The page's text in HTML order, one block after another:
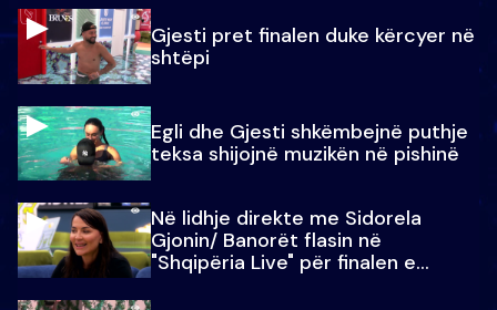
Gjesti pret finalen duke kërcyer në
shtëpi
Egli dhe Gjesti shkëmbejnë puthje
teksa shijojnë muzikën në pishinë
Në lidhje direkte me Sidorela
Gjonin/ Banorët flasin në
"Shqipëria Live" për finalen e